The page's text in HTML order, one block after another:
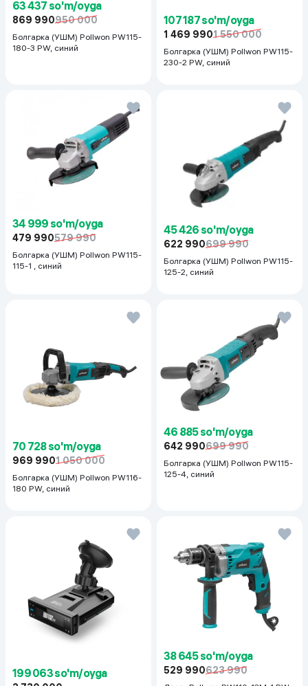
63 437 so'm/oyga
869 990950 000
Болгарка (УШМ) Pollwon PW115-
180-3 PW, синий
107 187 so'm/oyga
1 469 9901 550 000
Болгарка (УШМ) Pollwon PW115-
230-2 PW, синий
34 999 so'm/oyga
479 990579 990
Болгарка (УШМ) Pollwon PW115-
115-1 , синий
45 426 so'm/oyga
622 990699 990
Болгарка (УШМ) Pollwon PW115-
125-2, синий
70 728 so'm/oyga
969 9901 050 000
Болгарка (УШМ) Pollwon PW116-
180 PW, синий
46 885 so'm/oyga
642 990699 990
Болгарка (УШМ) Pollwon PW115-
125-4, синий
199 063 so'm/oyga
38 645 so'm/oyga
529 990623 990